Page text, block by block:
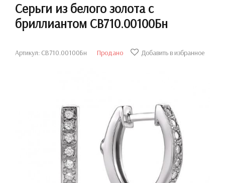
Серьги из белого золота с
бриллиантом СВ710.00100Бн
Артикул: СВ710.00100Бн Продано Добавить в избранное